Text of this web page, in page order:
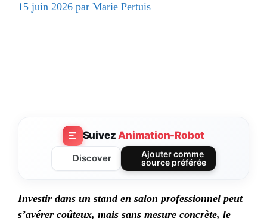
15 juin 2026 par Marie Pertuis
SuivezAnimation-Robot
Discover
Ajouter comme
source préférée
Investir dans un stand en salon professionnel peut
s’avérer coûteux, mais sans mesure concrète, le